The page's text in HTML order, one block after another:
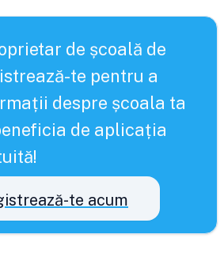
de școală de
te pentru a
despre școala ta
de aplicația
te acum